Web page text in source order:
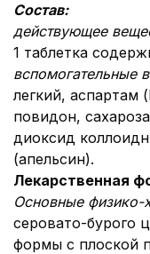
Состав:
действующее
1 таблетка
вспомогательные
легкий, аспартам
повидон,
диоксид
(апельсин).
Лекарственная
Основные физико-
серовато-бурого
формы с плоской